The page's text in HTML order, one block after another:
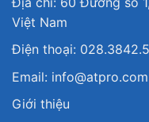
Việt Nam
Điện thoại:
Email:
Giới thiệu